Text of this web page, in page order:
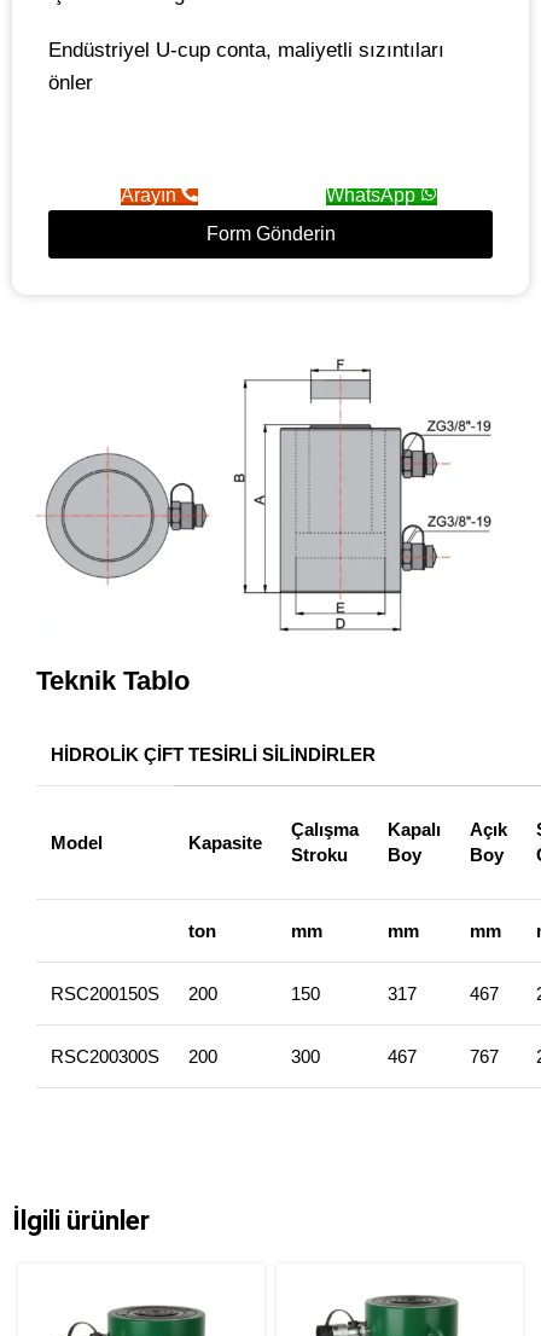
Endüstriyel U-cup conta, maliyetli sızıntıları
önler
Arayın
WhatsApp
Form Gönderin
Teknik Tablo
HİDROLİK ÇİFT TESİRLİ SİLİNDİRLER
Model Kapasite
Çalışma
Stroku
Kapalı
Boy
Açık
Boy
ton mm mm mm
RSC200150S 200 150 317 467
RSC200300S 200 300 467 767
İlgili ürünler